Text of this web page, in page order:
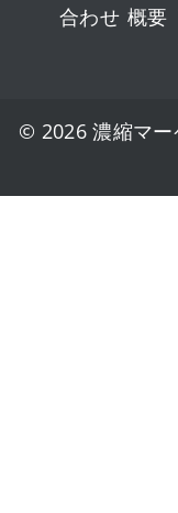
合わせ 概要
© 2026 濃縮マー